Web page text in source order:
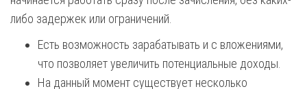
либо задержек или ограничений.
Есть возможность зарабатывать и с вложениями,
что позволяет увеличить потенциальные доходы.
На данный момент существует несколько